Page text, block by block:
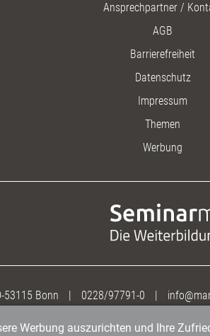
Ansprechpartner /
AGB
Barrierefreiheit
Datenschutz
Impressum
Themen
Werbung
53115 Bonn | 0228/97791-0 |
Werbung auszurichten und Ihre